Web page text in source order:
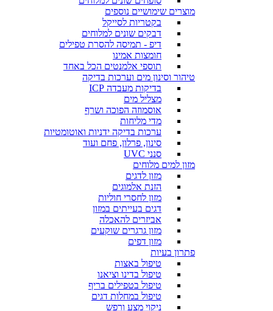
מוצרים שימושיים נוספים
בקטריות לסייקל
דבקים שונים למלוחים
דיפ - תמיסה להסרת טפילים
חומצות אמינו
תוספי אלמנטים הכל באחד
טיהור וסינון מים וערכות בדיקה
בדיקות מעבדה ICP
מצליל מים
אוסמוזה הפוכה ושרף
מדי מליחות
ערכות בדיקה ידניות ואוטומטיות
סינון, פרלון, פחם ועוד
סנני UVC
מזון למים מלוחים
מזון לדגים
הזנת אלמוגים
מזון לחסרי חוליות
דגים בעייתים במזון
אביזרים להאכלה
מזון גרגרים שוקעים
מזון דפים
פתרון בעיות
טיפול באצות
טיפול בדינו וציאנו
טיפול בטפילים בריף
טיפול במחלות דגים
ניקוי מצע ורפש